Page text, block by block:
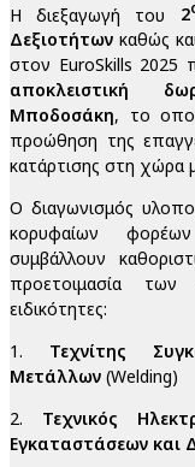
Η διεξαγωγή του 2
Δεξιοτήτων καθώς
στον EuroSkills 2025
αποκλειστική
Μποδοσάκη, το
προώθηση της
κατάρτισης στη χώρα
Ο διαγωνισμός
κορυφαίων
συμβάλλουν
προετοιμασία
ειδικότητες:
1. Τεχνίτης
Μετάλλων (Welding)
2. Τεχνικός
Εγκαταστάσεων και